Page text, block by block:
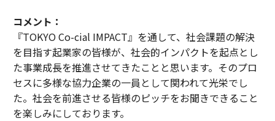
コメント：
『TOKYO Co-cial IMPACT』を通して、社会課題の解決
を目指す起業家の皆様が、社会的インパクトを起点とし
た事業成長を推進させてきたことと思います。そのプロ
セスに多様な協力企業の一員として関われて光栄でし
た。社会を前進させる皆様のピッチをお聞きできること
を楽しみにしております。